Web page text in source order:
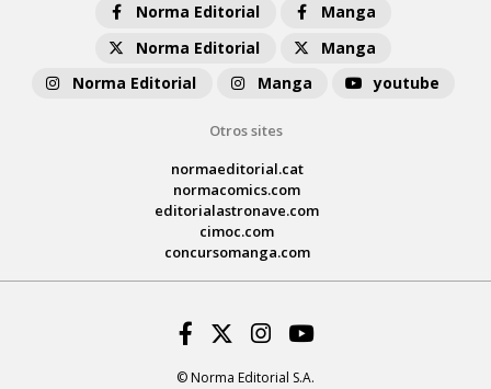
Norma Editorial
Manga
Norma Editorial
Manga
Norma Editorial
Manga youtube
Otros sites
normaeditorial.cat
normacomics.com
editorialastronave.com
cimoc.com
concursomanga.com
© Norma Editorial S.A.
Facebook
Twitter
Instagram
Youtube